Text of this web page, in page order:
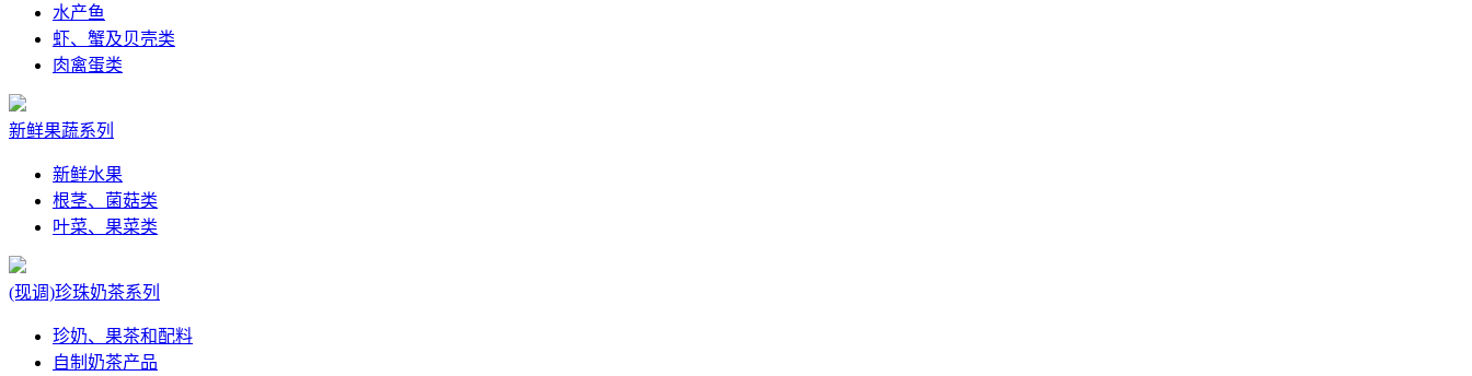
水产鱼
虾、蟹及贝壳类
肉禽蛋类
新鲜果蔬系列
新鲜水果
根茎、菌菇类
叶菜、果菜类
(现调)珍珠奶茶系列
珍奶、果茶和配料
自制奶茶产品